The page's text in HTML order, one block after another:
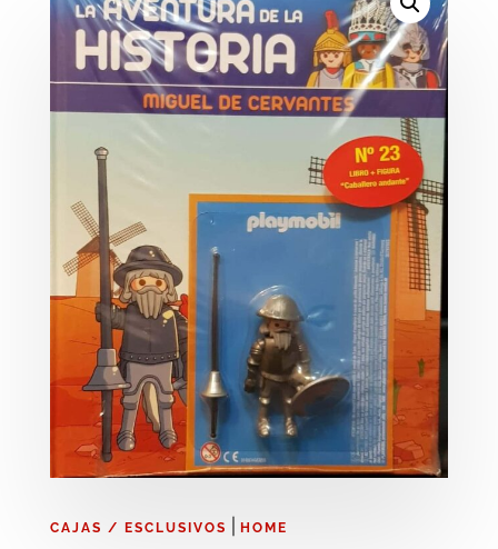
CAJAS / ESCLUSIVOS HOME